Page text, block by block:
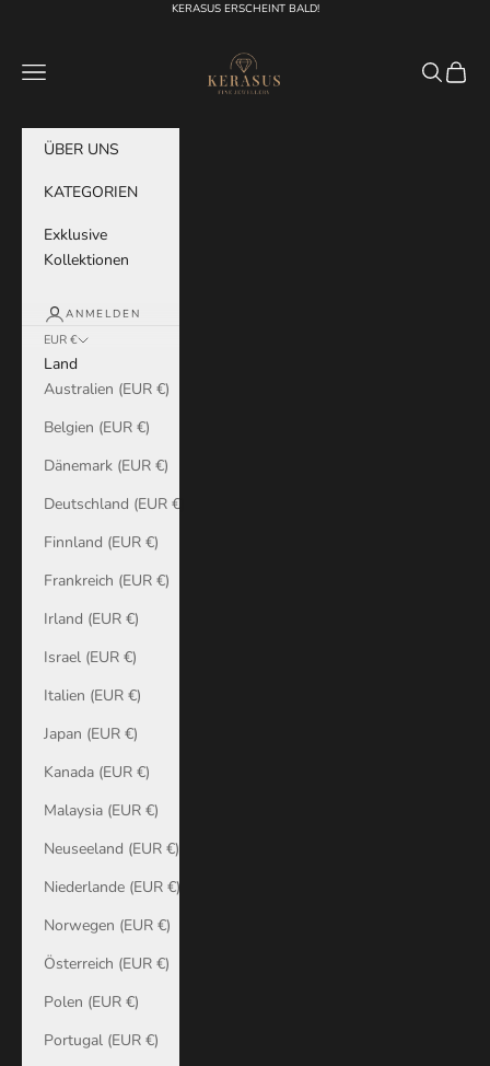
KERASUS ERSCHEINT BALD!
Menü
Suchen
ÜBER UNS
KATEGORIEN
Exklusive
Kollektionen
ANMELDEN
EUR €
Land
Australien (EUR €)
Belgien (EUR €)
Dänemark (EUR €)
Deutschland (EUR €)
Finnland (EUR €)
Frankreich (EUR €)
Irland (EUR €)
Israel (EUR €)
Italien (EUR €)
Japan (EUR €)
Kanada (EUR €)
Malaysia (EUR €)
Neuseeland (EUR €)
Niederlande (EUR €)
Norwegen (EUR €)
Österreich (EUR €)
Polen (EUR €)
Portugal (EUR €)